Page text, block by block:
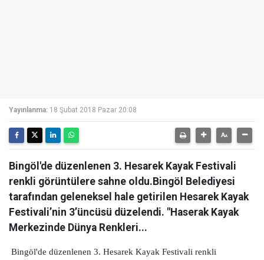
Yayınlanma: 18 Şubat 2018 Pazar 20:08
Bingöl'de düzenlenen 3. Hesarek Kayak Festivali
renkli görüntülere sahne oldu.Bingöl Belediyesi
tarafından geleneksel hale getirilen Hesarek Kayak
Festivali’nin 3’üncüsü düzelendi. "Haserak Kayak
Merkezinde Dünya Renkleri...
Bingöl'de düzenlenen 3. Hesarek Kayak Festivali renkli